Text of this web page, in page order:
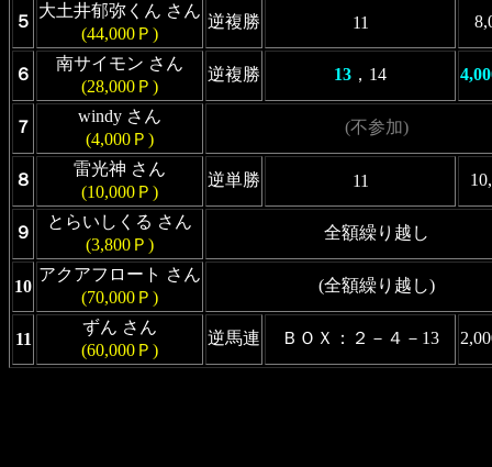
５
大土井郁弥くん さん
(44,000Ｐ)
逆複勝 11
６
南サイモン さん
(28,000Ｐ)
逆複勝 13 ，14
７
windy さん
(4,000Ｐ)
(不参加)
８
雷光神 さん
(10,000Ｐ)
逆単勝 11
９
とらいしくる さん
(3,800Ｐ)
全額繰り越し
10
アクアフロート さん
(70,000Ｐ)
(全額繰り越し)
11
ずん さん
(60,000Ｐ)
逆馬連 ＢＯＸ：２－４－13